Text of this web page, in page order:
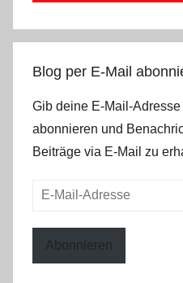
Blog per E-Mail
Gib deine E-Mail-
abonnieren und
Beiträge via E-Mail zu
E-
Abonnieren